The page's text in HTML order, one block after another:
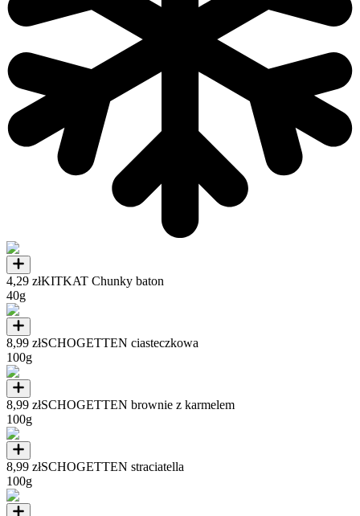
4,29 złKITKAT Chunky baton
40g
8,99 złSCHOGETTEN ciasteczkowa
100g
8,99 złSCHOGETTEN brownie z karmelem
100g
8,99 złSCHOGETTEN straciatella
100g